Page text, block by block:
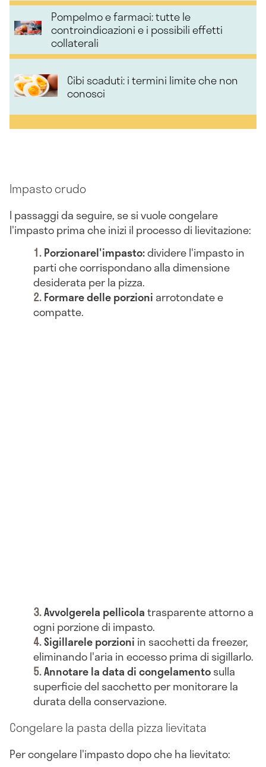
Pompelmo e farmaci: tutte le
controindicazioni e i possibili effetti
collaterali
Cibi scaduti: i termini limite che non
conosci
Impasto crudo
I passaggi da seguire, se si vuole congelare
l'impasto prima che inizi il processo di lievitazione:
Porzionarel'impasto:dividere l'impasto in
parti che corrispondano alla dimensione
desiderata per la pizza.
Formare delle porzioni arrotondate e
compatte.
Avvolgerela pellicolatrasparente attorno a
ogni porzione di impasto.
Sigillarele porzioni in sacchetti da freezer,
eliminando l'aria in eccesso prima di sigillarlo.
Annotare la data di congelamentosulla
superficie del sacchetto per monitorare la
durata della conservazione.
Congelare la pasta della pizza lievitata
Per congelare l'impasto dopo che ha lievitato: